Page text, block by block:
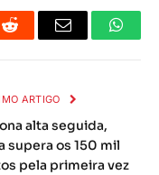
Reddit
E-
ARTIGO
alta seguida,
supera os 150 mil
pela primeira vez